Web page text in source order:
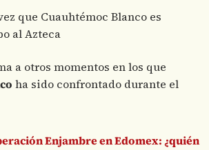
que Cuauhtémoc Blanco es
al Azteca
a otros momentos en los que
ha sido confrontado durante el
Enjambre en Edomex: ¿quién